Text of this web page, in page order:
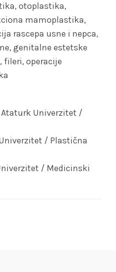
otoplastika,
mamoplastika,
rascepa usne i nepca,
genitalne estetske
fileri, operacije
Ataturk Univerzitet /
/ Plastična
/ Medicinski